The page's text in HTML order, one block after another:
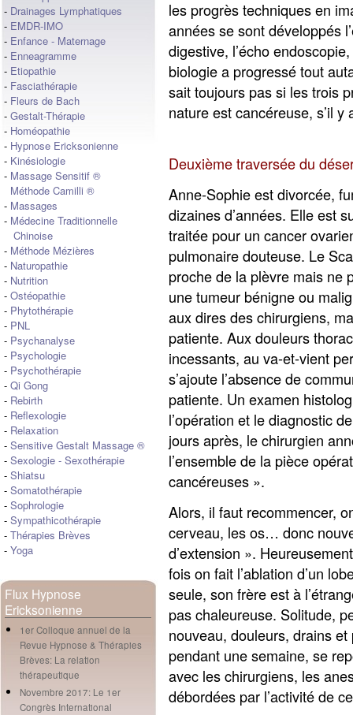
- Drainages Lymphatiques
- EMDR-IMO
- Enfance - Maternage
- Enneagramme
- Etiopathie
- Fasciathérapie
- Fleurs de Bach
- Gestalt-Thérapie
- Homéopathie
- Hypnose Ericksonienne
- Kinésiologie
- Massage Sensitif ®
Méthode Camilli ®
- Massages
- Médecine Traditionnelle
Chinoise
- Méthode Mézières
- Naturopathie
- Nutrition
- Ostéopathie
- Phytothérapie
- PNL
- Psychanalyse
- Psychologie
- Psychothérapie
- Qi Gong
- Rebirth
- Reflexologie
- Relaxation
- Sensitive Gestalt Massage ®
- Sexologie - Sexothérapie
- Shiatsu
- Somatothérapie
- Sophrologie
- Sympathicothérapie
- Thérapies Brèves
- Yoga
Flux Hypnose
Ericksonienne
1er Colloque annuel de la
Revue Hypnose & Thérapies
Brèves: La relation
thérapeutique
Novembre 2017: Le 1er
Congrès International
les progrès techniques en
années se sont développés
digestive, l’écho
biologie a progressé tout
sait toujours pas si les trois
nature est cancéreuse, s’il
Deuxième traversée du
Anne-Sophie est divorcée,
dizaines d’années. Elle est
traitée pour un cancer
pulmonaire douteuse. Le
proche de la plèvre mais ne
une tumeur bénigne ou
aux dires des chirurgiens,
patiente. Aux douleurs
incessants, au va-et-vient
s’ajoute l’absence de
patiente. Un examen
l’opération et le diagnostic
jours après, le chirurgien
l’ensemble de la pièce
cancéreuses ».
Alors, il faut recommencer,
cerveau, les os… donc
d’extension ».
fois on fait l’ablation d’un
seule, son frère est à
pas chaleureuse. Solitude,
nouveau, douleurs, drains
pendant une semaine, se
avec les chirurgiens, les
débordées par l’activité de